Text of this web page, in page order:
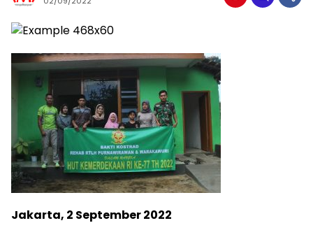
Jakarta, 2 September 2022